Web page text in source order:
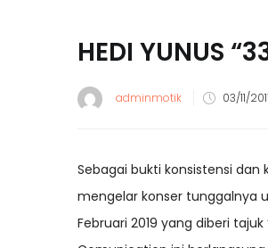
HEDI YUNUS
adminmotik 03/11/
Sebagai bukti konsistensi dan
mengelar konser tunggalnya
Februari 2019 yang diberi